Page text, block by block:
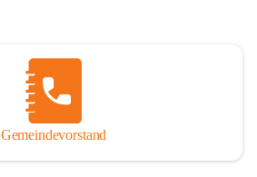
Gemeindevorstand